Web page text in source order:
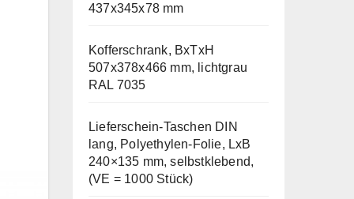
437x345x78 mm
Kofferschrank, BxTxH
507x378x466 mm, lichtgrau
RAL 7035
Lieferschein-Taschen DIN
lang, Polyethylen-Folie, LxB
240×135 mm, selbstklebend,
(VE = 1000 Stück)